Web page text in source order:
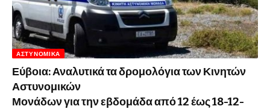
ΑΣΤΥΝΟΜΙΚΆ
Εύβοια: Αναλυτικά τα δρομολόγια των Κινητών
Αστυνομικών
Μονάδων για την εβδομάδα από 12 έως 18-12-